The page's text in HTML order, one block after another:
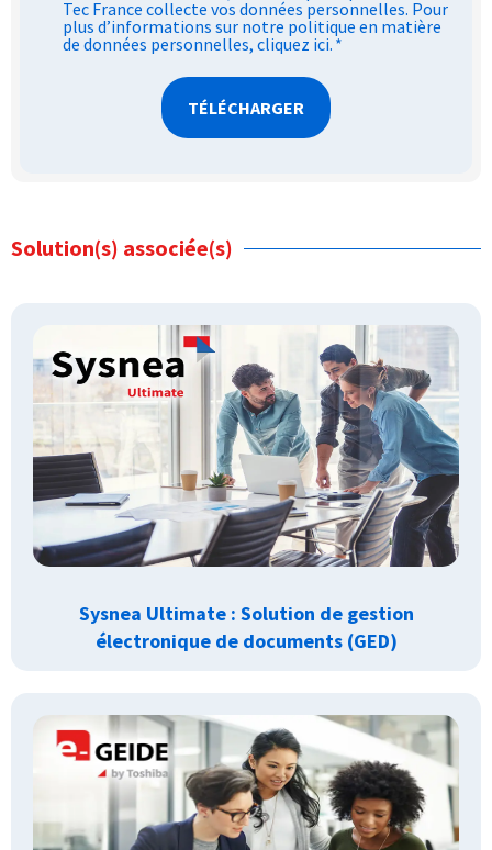
Tec France collecte vos données personnelles. Pour
plus d’informations sur notre politique en matière
de données personnelles, cliquez ici. *
Solution(s) associée(s)
Sysnea Ultimate : Solution de gestion
électronique de documents (GED)